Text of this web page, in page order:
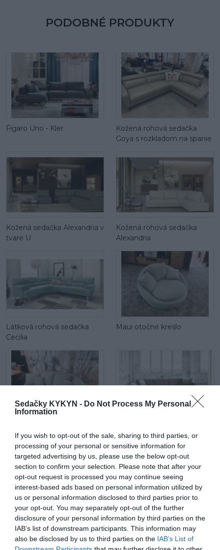
Sedačky KYKYN - Do Not Process My Personal
Information
If you wish to opt-out of the sale, sharing to third parties, or
processing of your personal or sensitive information for
targeted advertising by us, please use the below opt-out
section to confirm your selection. Please note that after your
opt-out request is processed you may continue seeing
interest-based ads based on personal information utilized by
us or personal information disclosed to third parties prior to
your opt-out. You may separately opt-out of the further
disclosure of your personal information by third parties on the
IAB’s list of downstream participants. This information may
also be disclosed by us to third parties on the IAB’s List of
PODOBNÉ PRODUKTY
Figaro Uno - Kler
Kožená rohová sedačka
Goya s rozkladom na spanie
Kožená sedačka Alexandria v
tvare U
Kožená rohová sedačka
Alexandria
Látková rohová sedačka
Cecilia
Maui otočné kreslo
true
Be comfy v koži
Látková rohová sedačka
Lumber Jack s otomanom